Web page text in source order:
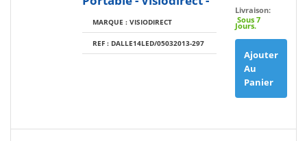
MARQUE : VISIODIRECT
REF : DALLE14LED/05032013-297
Livraison:
Sous 7
Jours.
Ajouter
Au
Panier